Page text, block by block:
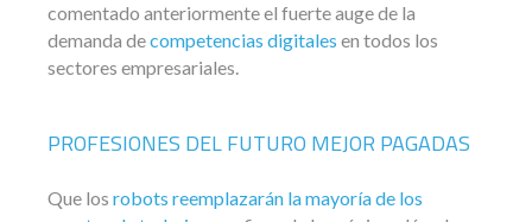
comentado anteriormente el fuerte auge de la
demanda decompetencias digitales en todos los
sectores empresariales.
PROFESIONES DEL FUTURO MEJOR PAGADAS
Que los robots reemplazarán la mayoría de los